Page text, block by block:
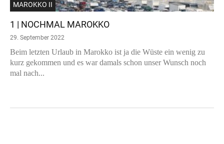
MAROKKO II
1 | NOCHMAL MAROKKO
29. September 2022
Beim letzten Urlaub in Marokko ist ja die Wüste ein wenig zu
kurz gekommen und es war damals schon unser Wunsch noch
mal nach...